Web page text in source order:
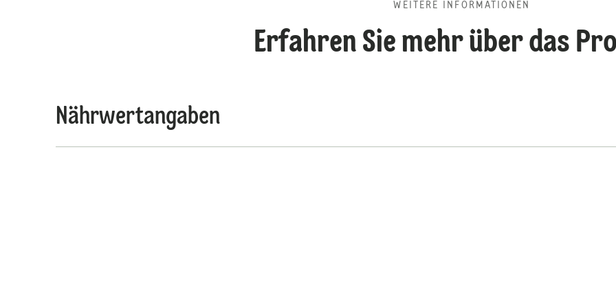
WEITERE INFORMATIONEN
Erfahren Sie mehr über das
Nährwertangaben